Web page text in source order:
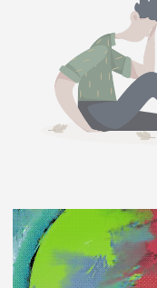
MÔJ PROFIL
NASTAVENIA
ROLETA